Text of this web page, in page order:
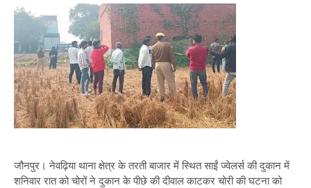
जौनपुर। नेवढ़िया थाना क्षेत्र के तरती बाजार में स्थित साईं ज्वेलर्स की दुकान में
शनिवार रात को चोरों ने दुकान के पीछे की दीवाल काटकर चोरी की घटना को